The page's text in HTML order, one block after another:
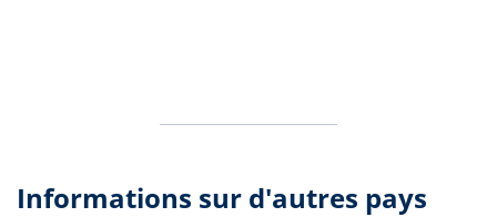
Informations sur d'autres pays